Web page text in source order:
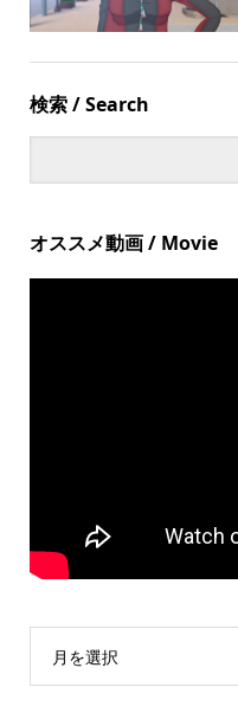
検索 / Search
オススメ動画 / Movie
月を選択